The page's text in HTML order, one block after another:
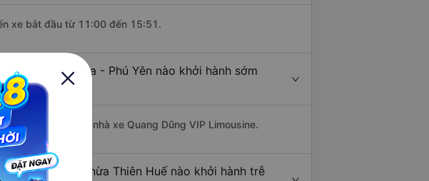
xe bắt đầu từ 11:00 đến 15:51.
Huế Phú Hòa - Phú Yên nào khởi hành sớm
lúc 11:00 là của nhà xe Quang Dũng VIP Limousine.
Thủy - Thừa Thiên Huế nào khởi hành trễ